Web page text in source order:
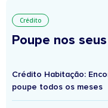
Crédito
Poupe nos
Crédito Habitação:
poupe todos os meses